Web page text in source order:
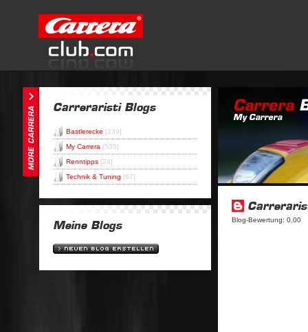
Bastlerecke [139]
My Carrera [535]
Renntipps [24]
Technik & Tuning [67]
Blog-Bewertung: 0,00